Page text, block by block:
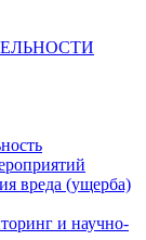
вреда (ущерба)
и научно-